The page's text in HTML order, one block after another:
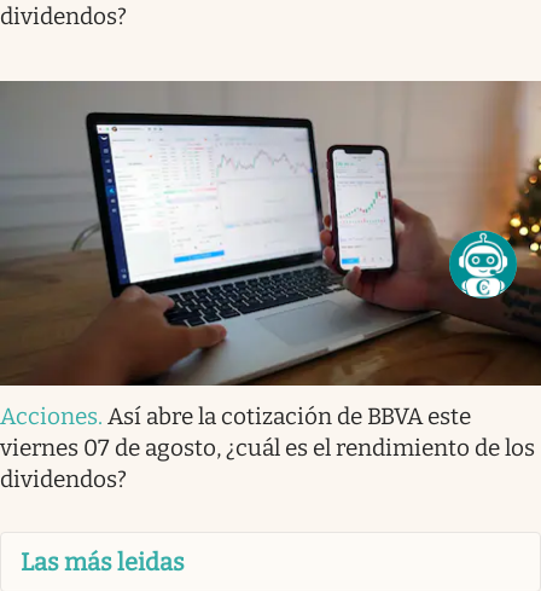
dividendos?
Acciones. Así abre la cotización de BBVA este
viernes 07 de agosto, ¿cuál es el rendimiento de los
dividendos?
Las más leidas